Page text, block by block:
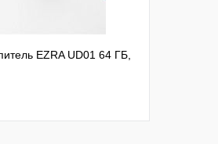
EZRA UD01 64 ГБ,